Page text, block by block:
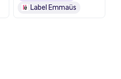
Label Emmaüs